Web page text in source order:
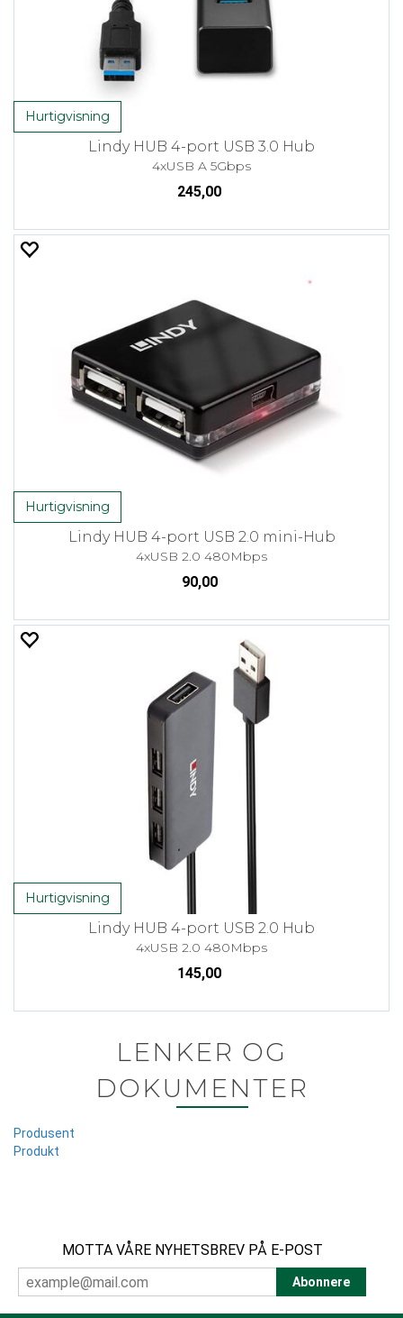
Hurtigvisning
Lindy HUB 4-port USB 3.0 Hub
4xUSB A 5Gbps
245,00
Hurtigvisning
Lindy HUB 4-port USB 2.0 mini-Hub
4xUSB 2.0 480Mbps
90,00
Hurtigvisning
Lindy HUB 4-port USB 2.0 Hub
4xUSB 2.0 480Mbps
145,00
LENKER OG
DOKUMENTER
Produsent
Produkt
MOTTA VÅRE NYHETSBREV PÅ E-POST